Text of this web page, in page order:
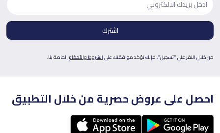
من خلال النقر على "تسجيل"، فإنك تؤكد موافقتك علىالشروط والأحكامالخاصة بنا.
احصل على عروض حصرية من خلال التطبيق